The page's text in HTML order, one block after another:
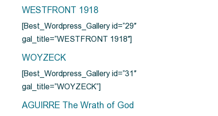
WESTFRONT 1918
[Best_Wordpress_Gallery id=”29″
gal_title=”WESTFRONT 1918″]
WOYZECK
[Best_Wordpress_Gallery id=”31″
gal_title=”WOYZECK”]
AGUIRRE The Wrath of God